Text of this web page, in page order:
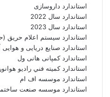
استاندارد داروسازی
استاندارد سال 2022
استاندارد سال 2023
استاندارد سیستم اعلام حریق
استاندارد صنایع دریایی و هوایی
استاندارد کمپانی هانی ول
استاندارد کميته فني راديو
استاندارد موسسه اف ام
استاندارد موسسه صنعت